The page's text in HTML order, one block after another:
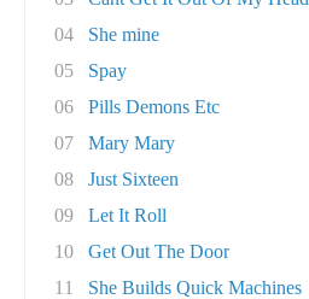
04
She mine
05
Spay
06
Pills Demons Etc
07
Mary Mary
08
Just Sixteen
09
Let It Roll
10
Get Out The Door
11
She Builds Quick Machines